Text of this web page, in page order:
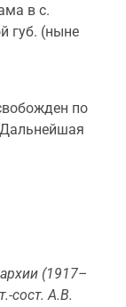
в с.
губ. (ныне
по
(1917–
сост. А.В.